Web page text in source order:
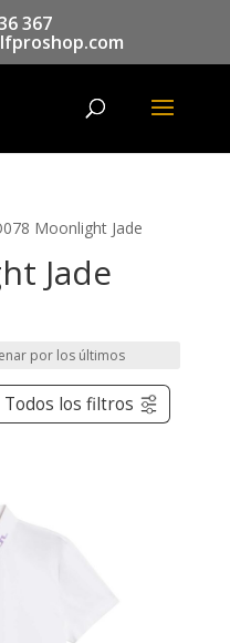
367
Moonlight Jade
Jade
Todos los filtros